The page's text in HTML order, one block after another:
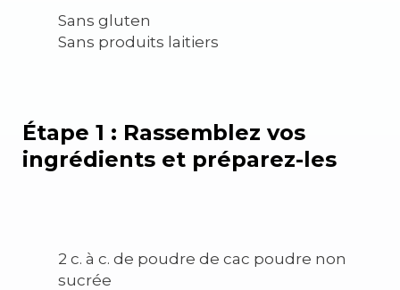
Sans gluten
Sans produits laitiers
Étape 1 : Rassemblez vos
ingrédients et préparez-les
2 c. à c. de poudre de cac poudre non
sucrée